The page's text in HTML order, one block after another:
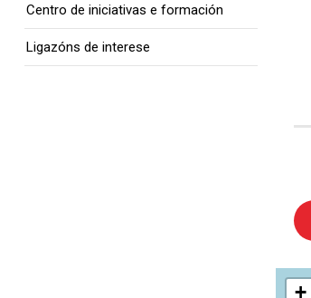
+
Centro de iniciativas e formación
Ligazóns de interese